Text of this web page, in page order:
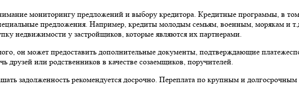
мониторингу предложений и выбору кредитора. Кредитные программы, в
предложения. Например, кредиты молодым семьям, военным, морякам и
недвижимости у застройщиков, которые являются их партнерами.
он может предоставить дополнительные документы, подтверждающие
друзей или родственников в качестве созаемщиков, поручителей.
задолженность рекомендуется досрочно. Переплата по крупным и